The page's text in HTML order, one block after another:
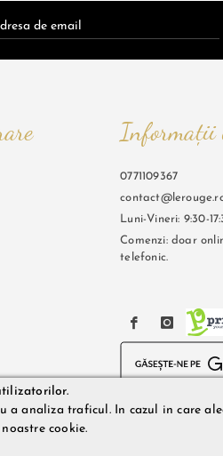
Informații
0771109367
Luni-Vineri: 9:30-
Comenzi: doar
telefonic.
a analiza traficul. In cazul in care
cookie.